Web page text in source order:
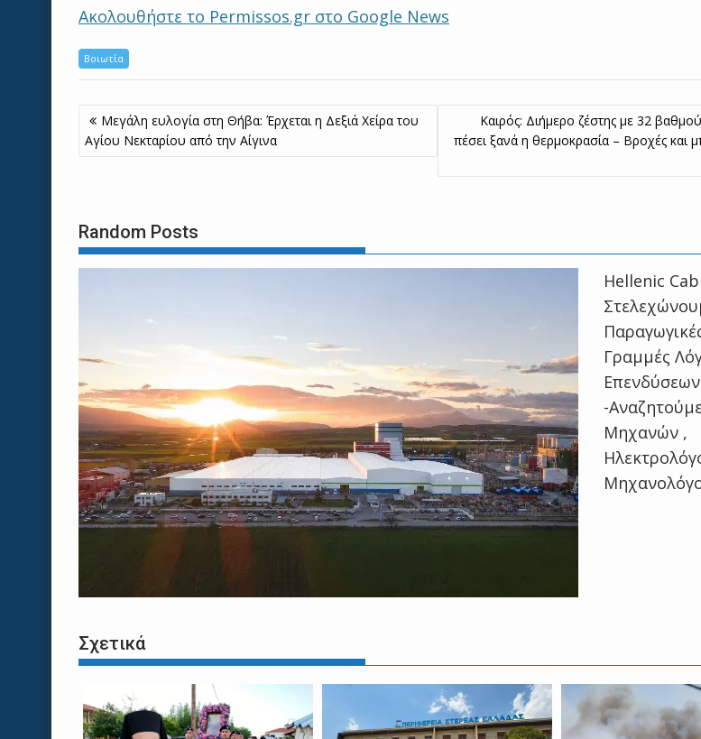
Ακολουθήστε το Permissos.gr στο Google News
Βοιωτία
Πλοήγηση
άρθρων
Μεγάλη ευλογία στη Θήβα: Έρχεται η Δεξιά Χείρα του
Αγίου Νεκταρίου από την Αίγινα
Καιρός: Διήμερο ζέστης με 32
πέσει ξανά η θερμοκρασία – Βροχές και
Random Posts
Hellenic
Γραμμές
Επενδύσεων
-
Μηχανών ,
Σχετικά